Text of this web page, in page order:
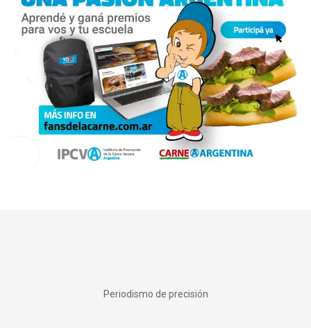
Periodismo de precisión